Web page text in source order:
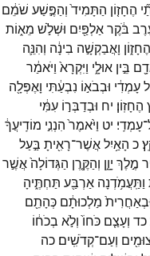
הֶחָז֤וֹן הַתָּמִיד֙ וְהַפֶּ֣שַׁע שֹׁמֵ֔ם
בֹּ֔קֶראַלְפַּ֖יִם וּשְׁלֹ֣שׁ מֵא֑וֹת
הֶחָז֑וֹן וָאֲבַקְשָׁ֣ה בִינָ֔ה וְהִנֵּ֛ה
בֵּ֣ין אוּלָ֑י וַיִּקְרָא֙ וַיֹּאמַ֔ר
עָמְדִ֔י וּבְבֹא֣וֹ נִבְעַ֔תִּי וָאֶפְּלָ֖ה
הֶחָזֽוֹן׃ יח וּבְדַבְּר֣וֹ עִמִּ֔י
עָמְדִֽי׃ יט וַיֹּ֙אמֶר֙ הִנְנִ֣י מוֹדִֽיעֲךָ֔
כ הָאַ֥יִלאֲשֶׁר־רָאִ֖יתָ בַּ֣עַל
מֶ֣לֶךְ יָוָ֑ן וְהַקֶּ֤רֶן הַגְּדוֹלָה֙אֲשֶׁ֣ר
וַתַּֽעֲמֹ֥דְנָה אַרְבַּ֖ע תַּחְתֶּ֑יהָ
מַלְכוּתָ֔ם כְּהָתֵ֖ם
כד וְעָצַ֤ם כֹּחוֹ֙ וְלֹ֣א בְכֹח֔וֹ
וְעַם־קְדֹשִֽׁים׃ כה